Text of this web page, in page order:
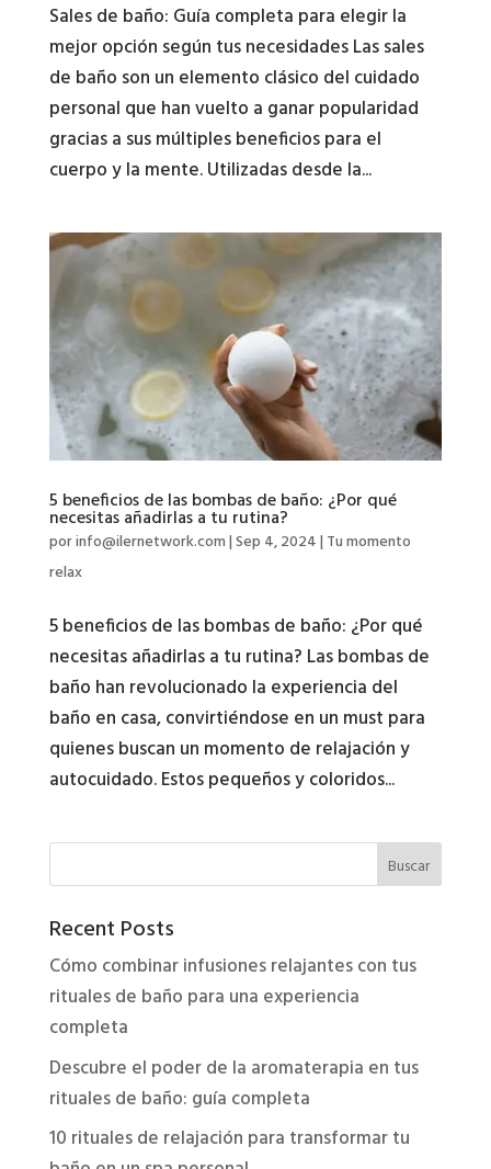
Sales de baño: Guía completa para elegir la
mejor opción según tus necesidades Las sales
de baño son un elemento clásico del cuidado
personal que han vuelto a ganar popularidad
gracias a sus múltiples beneficios para el
cuerpo y la mente. Utilizadas desde la...
5 beneficios de las bombas de baño: ¿Por qué
necesitas añadirlas a tu rutina?
porinfo@ilernetwork.com|Sep 4, 2024| Tu momento
relax
5 beneficios de las bombas de baño: ¿Por qué
necesitas añadirlas a tu rutina? Las bombas de
baño han revolucionado la experiencia del
baño en casa, convirtiéndose en un must para
quienes buscan un momento de relajación y
autocuidado. Estos pequeños y coloridos...
Buscar
Recent Posts
Cómo combinar infusiones relajantes con tus
rituales de baño para una experiencia
completa
Descubre el poder de la aromaterapia en tus
rituales de baño: guía completa
10 rituales de relajación para transformar tu